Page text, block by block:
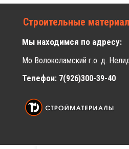
Строительные
Мы находимся по адресу:
Мо Волоколамский г.о. д.
Телефон: 7(926)300-39-40